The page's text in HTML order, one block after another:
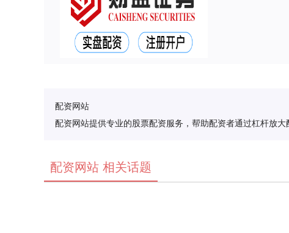
配资网站
配资网站提供专业的股票配资服务，帮助配资者通过杠杆放
配资网站 相关话题